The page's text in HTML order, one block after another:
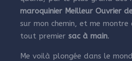
maroquinier Meilleur Ouvrier
sur mon chemin, et me
tout premier sac à main.
Me voilà plongée dans le